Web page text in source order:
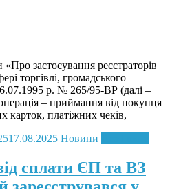
«Про застосування реєстраторів
торгівлі, громадського
р. № 265/95-ВР (далі –
– приймання від покупця
карток, платіжних чеків,
17.08.2025 Новини
сплати ЄП та ВЗ